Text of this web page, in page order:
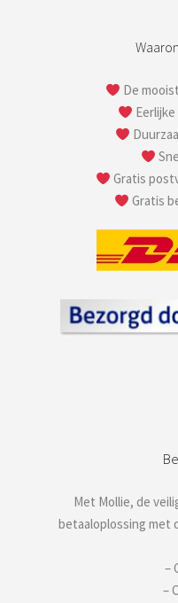
De
Gratis
Gratis
Met Mollie, de
betaaloplossing met
–
–